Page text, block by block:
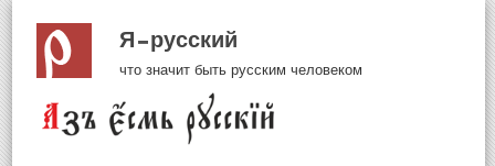
Я русский
что значит быть русским человеком